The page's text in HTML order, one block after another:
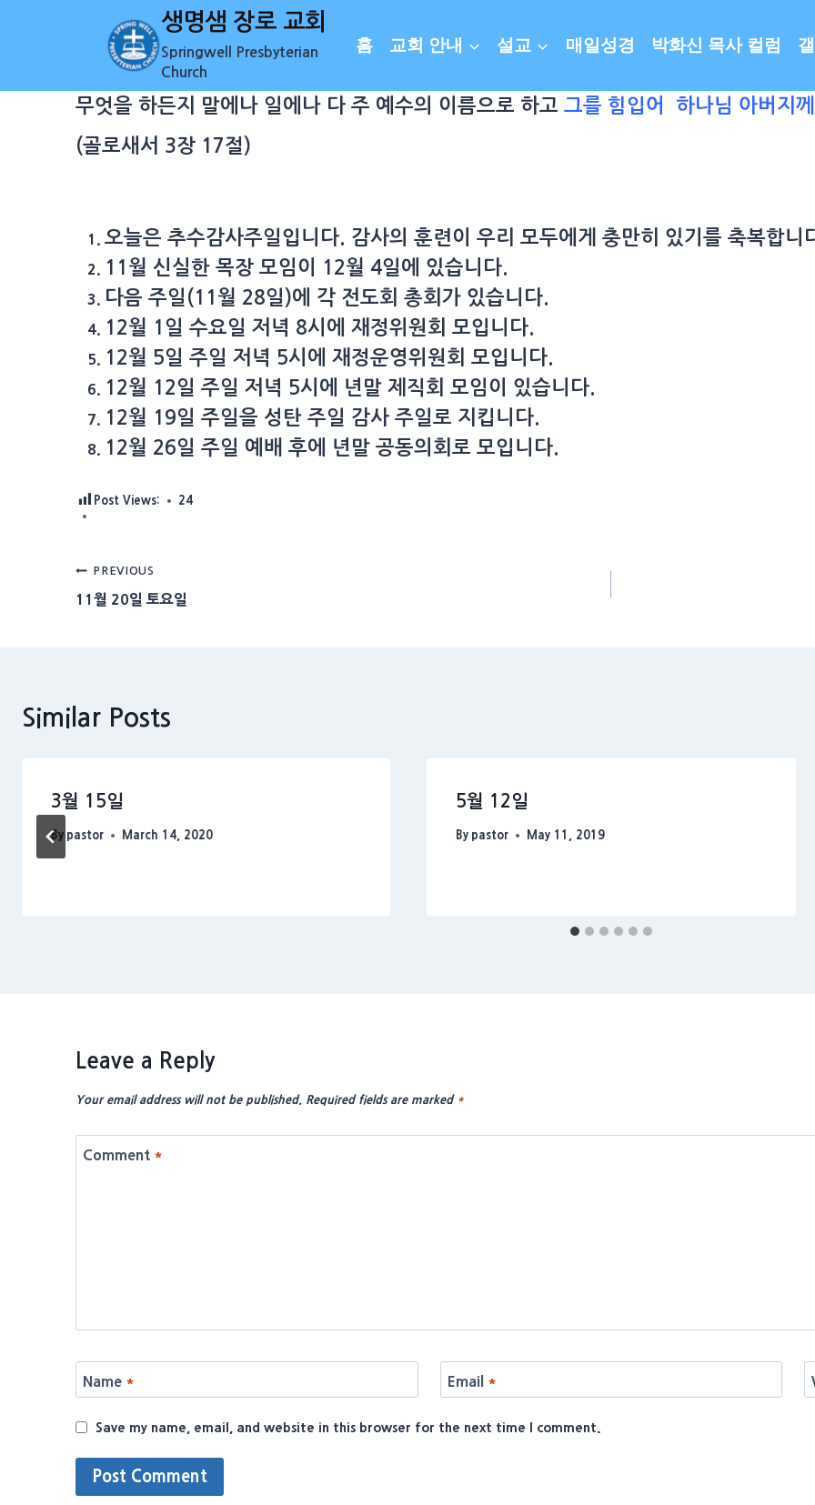
생명샘 장로 교회
Springwell Presbyterian
Church
홈 교회 안내 설교 매일성경 박화신 목사 컬럼
무엇을 하든지 말에나 일에나 다 주 예수의 이름으로 하고그를 힘입어 하나님 아버지
(골로새서 3장 17절)
오늘은 추수감사주일입니다. 감사의 훈련이 우리 모두에게 충만히 있기를 축복합니
11월 신실한 목장 모임이 12월 4일에 있습니다.
다음 주일(11월 28일)에 각 전도회 총회가 있습니다.
12월 1일 수요일 저녁 8시에 재정위원회 모입니다.
12월 5일 주일 저녁 5시에 재정운영위원회 모입니다.
12월 12일 주일 저녁 5시에 년말 제직회 모임이 있습니다.
12월 19일 주일을 성탄 주일 감사 주일로 지킵니다.
12월 26일 주일 예배 후에 년말 공동의회로 모입니다.
Post Views: 24
Post
navigation
PREVIOUS
11월 20일 토요일
Similar Posts
3월 15일
By pastor March 14, 2020
5월 12일
By pastor May 11, 2019
Leave a Reply
Your email address will not be published. Required fields are marked *
Comment *
Name * Email *
Save my name, email, and website in this browser for the next time I comment.